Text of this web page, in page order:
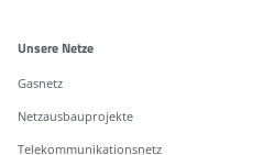
Weitere Informationen
Unsere Netze
Gasnetz
Netzausbauprojekte
Telekommunikationsnetz